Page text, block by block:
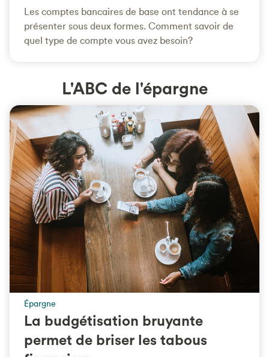
Les comptes bancaires de base ont tendance à se
présenter sous deux formes. Comment savoir de
quel type de compte vous avez besoin?
L'ABC de l'épargne
Épargne
La budgétisation bruyante
permet de briser les tabous